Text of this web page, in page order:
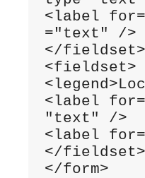
<label
="text" />
</fieldset>
<fieldset>
<label
"text" />
<label
</fieldset>
</form>